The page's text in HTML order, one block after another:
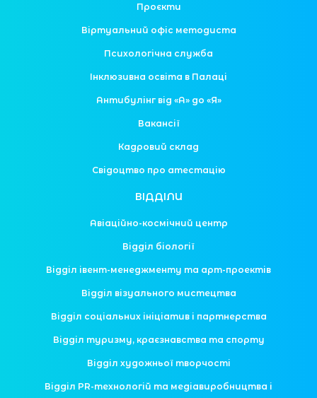
Проєкти
Віртуальний офіс методиста
Психологічна служба
Інклюзивна освіта в Палаці
Антибулінг від «А» до «Я»
Вакансії
Кадровий склад
Свідоцтво про атестацію
ВІДДІЛИ
Авіаційно-космічний центр
Відділ біології
Відділ івент-менеджменту та арт-проектів
Відділ візуального мистецтва
Відділ соціальних ініціатив і партнерства
Відділ туризму, краєзнавства та спорту
Відділ художньої творчості
Відділ PR-технологій та медіавиробництва і